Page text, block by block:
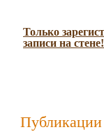
Только
записи на стене!
Публикации